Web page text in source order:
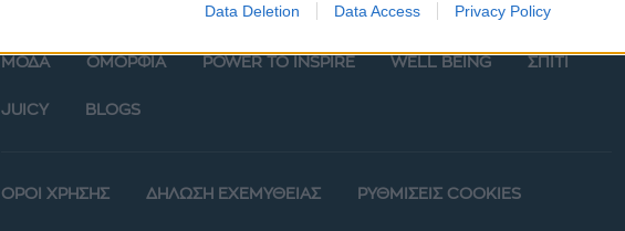
Data Deletion Data Access Privacy Policy
ΜΟΔΑ ΟΜΟΡΦΙΑ POWER TO INSPIRE WELL BEING ΣΠΙΤΙ
JUICY BLOGS
ΟΡΟΙ ΧΡΗΣΗΣ ΔΗΛΩΣΗ ΕΧΕΜΥΘΕΙΑΣ ΡΥΘΜΙΣΕΙΣ COOKIES